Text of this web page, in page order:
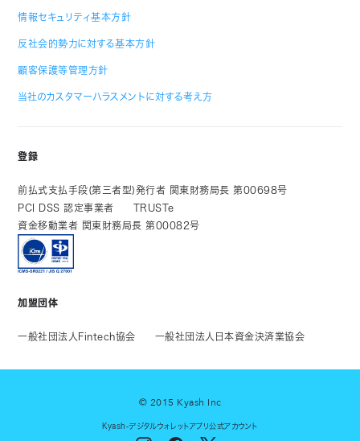
情報セキュリティ基本方針
反社会的勢力に対する基本方針
顧客保護等管理方針
当社のカスタマーハラスメントに対する考え方
登録
前払式支払手段(第三者型)発行者 関東財務局長 第00698号
PCI DSS 認定事業者
TRUSTe
資金移動業者 関東財務局長 第00082号
加盟団体
一般社団法人Fintech協会 一般社団法人日本資金決済業協会
© 2015 Kyash Inc
Kyash-デジタルウォレットアプリ公式アカウント